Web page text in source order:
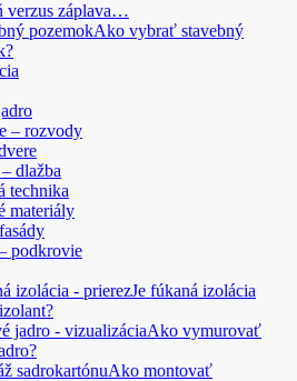
verzus záplava…
Ako vybrať stavebný
– rozvody
dlažba
technika
materiály
podkrovie
Je fúkaná izolácia
Ako vymurovať
Ako montovať